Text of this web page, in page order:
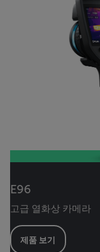
E96
고급 열화상 카메라
제품 보기